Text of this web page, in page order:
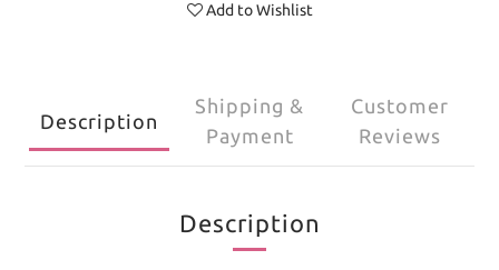
Add to Wishlist
Description
Shipping &
Payment
Customer
Reviews
Description